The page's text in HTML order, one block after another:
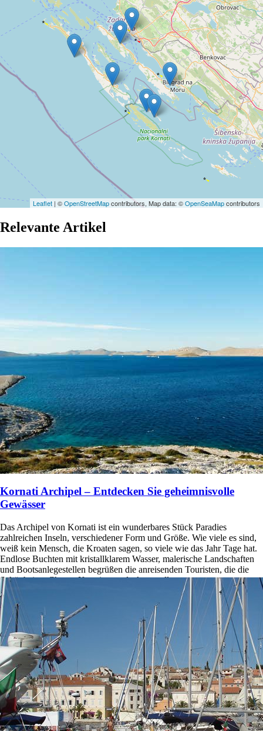
Leaflet | ©OpenStreetMapcontributors, Map data: ©OpenSeaMapcontributors
Relevante Artikel
Kornati Archipel – Entdecken Sie geheimnisvolle
Gewässer
Das Archipel von Kornati ist ein wunderbares Stück Paradies
zahlreichen Inseln, verschiedener Form und Größe. Wie viele es sind,
weiß kein Mensch, die Kroaten sagen, so viele wie das Jahr Tage hat.
Endlose Buchten mit kristallklarem Wasser, malerische Landschaften
und Bootsanlegestellen begrüßen die anreisenden Touristen, die die
Schönheiten Charter Kroatien entdecken wollen.